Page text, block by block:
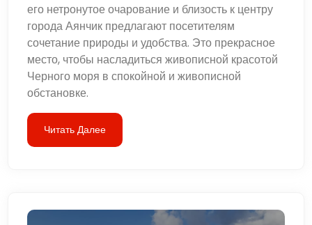
его нетронутое очарование и близость к центру
города Аянчик предлагают посетителям
сочетание природы и удобства. Это прекрасное
место, чтобы насладиться живописной красотой
Черного моря в спокойной и живописной
обстановке.
Читать Далее